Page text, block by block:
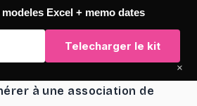
à une association de
Excel + memo dates
Telecharger le kit
×